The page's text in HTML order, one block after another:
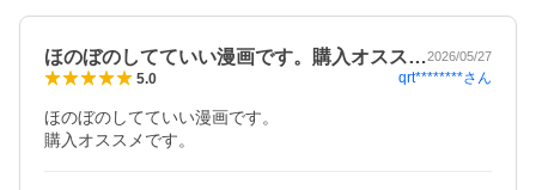
ほのぼのしてていい漫画です。購入オスス…2026/05/27
5.0 qrt********さん
ほのぼのしてていい漫画です。
購入オススメです。